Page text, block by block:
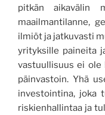
pitkän aikavälin
maailmantilanne,
ilmiöt ja jatkuvasti
yrityksille paineita
vastuullisuus ei ole
päinvastoin. Yhä
investointina, joka
riskienhallintaa ja